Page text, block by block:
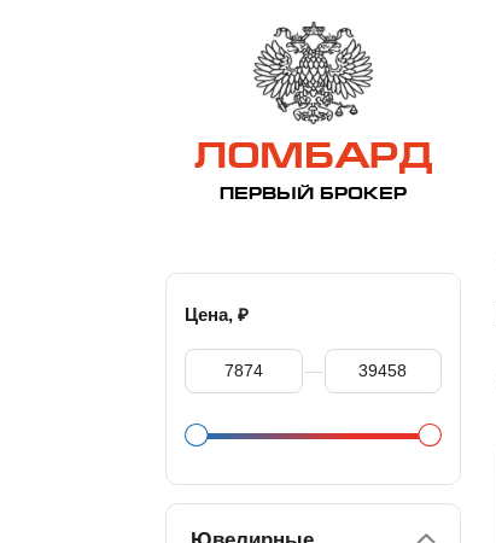
ЛОМБАРД
ПЕРВЫЙ БРОКЕР
Цена, ₽
—